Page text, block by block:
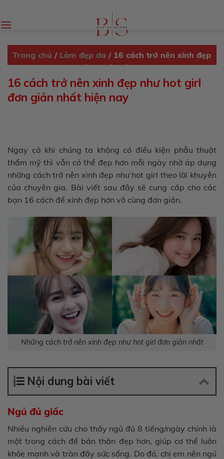
content
Trang chủ / Làm đẹp da / 16 cách trở nên xinh đẹp
như hot girl đơn giản nhất hiện nay
16 cách trở nên xinh đẹp như hot girl
đơn giản nhất hiện nay
Ngay cả khi chúng ta không có điều kiện phẫu thuật
thẩm mỹ thì vẫn có thể đẹp hơn mỗi ngày nhờ áp dụng
những cách trở nên xinh đẹp như hot girl theo lời khuyên
của chuyên gia. Bài viết sau đây sẽ cung cấp cho các
bạn 16 cách để xinh đẹp hơn vô cùng đơn giản.
Những cách trở nên xinh đẹp như hot girl đơn giản nhất
Nội dung bài viết
Ngủ đủ giấc
Nhiều nghiên cứu cho thấy ngủ đủ 8 tiếng/ngày chính là
một trong cách để bản thân đẹp hơn, giúp cơ thể luôn
khỏe mạnh và tràn đầy sức sống. Do đó, chị em nên ngủ